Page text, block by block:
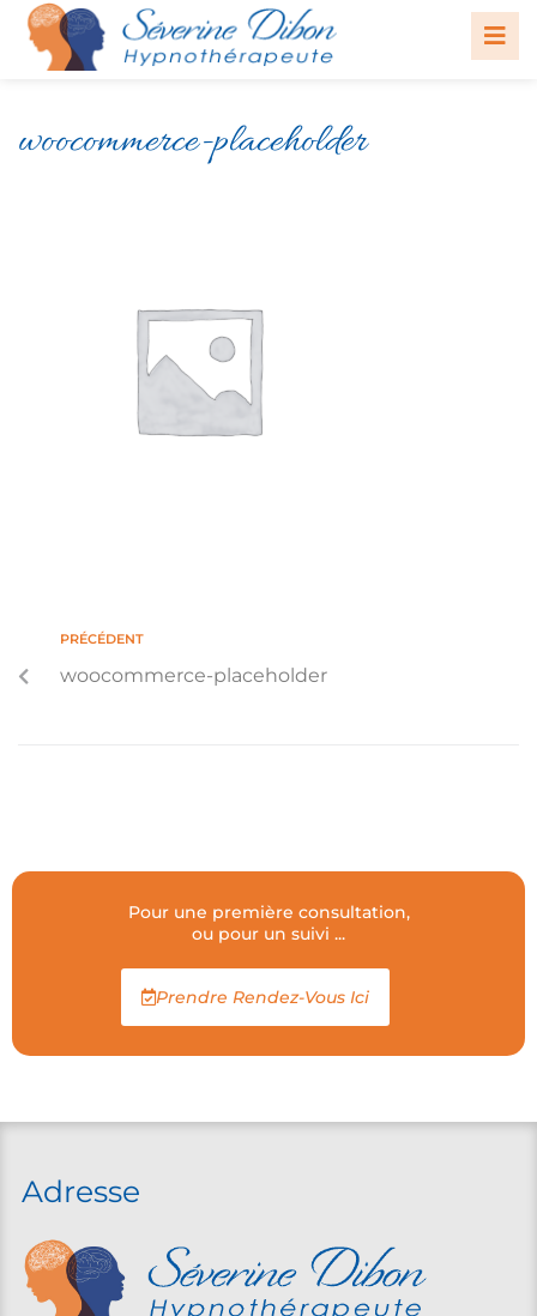
woocommerce-placeholder
PRÉCÉDENT
woocommerce-placeholder
Pour une première consultation,
ou pour un suivi ...
Prendre Rendez-Vous Ici
Adresse